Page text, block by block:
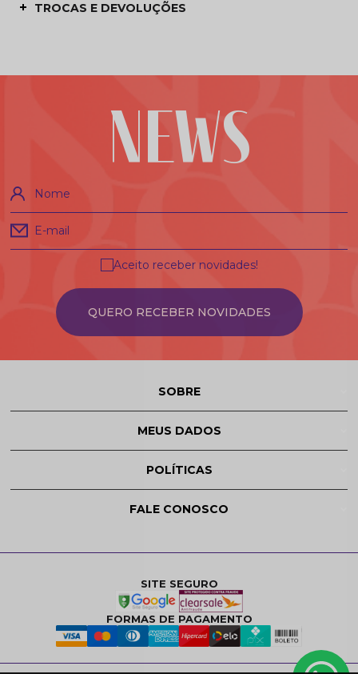
TROCAS E DEVOLUÇÕES
NEWS
Nome
E-mail
QUERO RECEBER NOVIDADES
Aceito receber novidades!
SOBRE
MEUS DADOS
POLÍTICAS
FALE CONOSCO
SITE SEGURO
FORMAS DE PAGAMENTO